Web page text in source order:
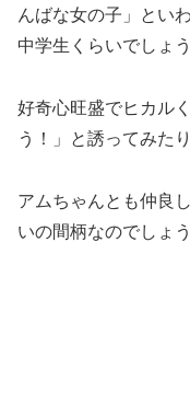
んばな女の子」とい
中学生くらいでしょう
好奇心旺盛でヒカル
う！」と誘ってみた
アムちゃんとも仲良
いの間柄なのでしょう